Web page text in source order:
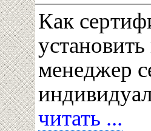
Как
менеджер
читать ...